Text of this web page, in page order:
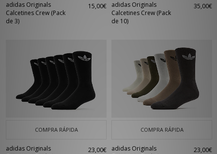
adidas Originals
Calcetines Crew (Pack
de 3)
15,00€
adidas Originals
Calcetines Crew (Pack
de 10)
35,00€
COMPRA RÁPIDA
adidas Originals
23,00€
COMPRA RÁPIDA
adidas Originals
23,00€